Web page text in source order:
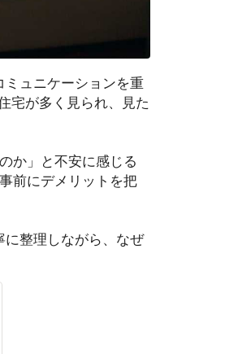
ミュニケーションを重
宅が多く見られ、見た
か」と不安に感じる
前にデメリットを把
に整理しながら、なぜ